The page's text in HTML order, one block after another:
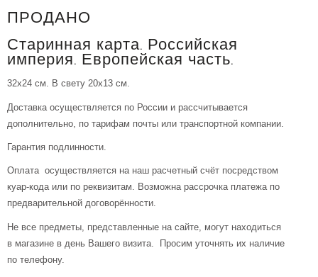
ПРОДАНО
Старинная карта. Российская
империя. Европейская часть.
32х24 см. В свету 20х13 см.
Доставка осуществляется по России и рассчитывается
дополнительно, по тарифам почты или транспортной компании.
Гарантия подлинности.
Оплата осуществляется на наш расчетный счёт посредством
куар-кода или по реквизитам. Возможна рассрочка платежа по
предварительной договорённости.
Не все предметы, представленные на сайте, могут находиться
в магазине в день Вашего визита. Просим уточнять их наличие
по телефону.